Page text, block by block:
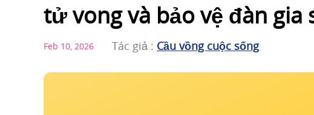
tử vong và bảo vệ đàn gia
Feb 10, 2026 Tác giả : Cầu vồng cuộc sống